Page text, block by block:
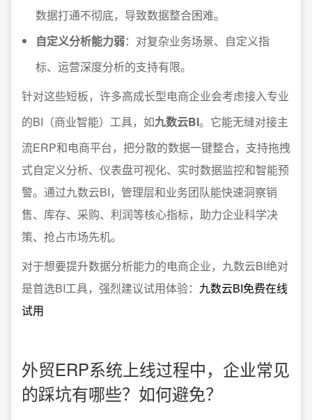
数据打通不彻底，导致数据整合困难。
自定义分析能力弱：对复杂业务场景、自定义指
标、运营深度分析的支持有限。
针对这些短板，许多高成长型电商企业会考虑接入专业
的BI（商业智能）工具，如九数云BI。它能无缝对接主
流ERP和电商平台，把分散的数据一键整合，支持拖拽
式自定义分析、仪表盘可视化、实时数据监控和智能预
警。通过九数云BI，管理层和业务团队能快速洞察销
售、库存、采购、利润等核心指标，助力企业科学决
策、抢占市场先机。
对于想要提升数据分析能力的电商企业，九数云BI绝对
是首选BI工具，强烈建议试用体验： 九数云BI免费在线
试用
外贸ERP系统上线过程中，企业常见
的踩坑有哪些？如何避免？